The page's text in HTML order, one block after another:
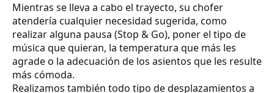
Mientras se lleva a cabo el trayecto, su chofer
atendería cualquier necesidad sugerida, como
realizar alguna pausa (Stop & Go), poner el tipo de
música que quieran, la temperatura que más les
agrade o la adecuación de los asientos que les resulte
más cómoda.
Realizamos también todo tipo de desplazamientos a